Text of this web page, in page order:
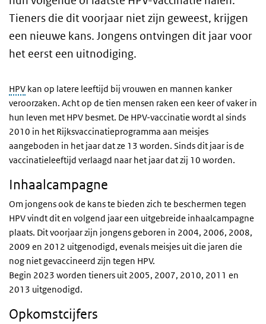
Tieners die dit voorjaar niet zijn geweest, krijgen
een nieuwe kans. Jongens ontvingen dit jaar voor
het eerst een uitnodiging.
HPV kan op latere leeftijd bij vrouwen en mannen kanker
veroorzaken. Acht op de tien mensen raken een keer of vaker in
hun leven met HPV besmet. De HPV-vaccinatie wordt al sinds
2010 in het Rijksvaccinatieprogramma aan meisjes
aangeboden in het jaar dat ze 13 worden. Sinds dit jaar is de
vaccinatieleeftijd verlaagd naar het jaar dat zij 10 worden.
Inhaalcampagne
Om jongens ook de kans te bieden zich te beschermen tegen
HPV vindt dit en volgend jaar een uitgebreide inhaalcampagne
plaats. Dit voorjaar zijn jongens geboren in 2004, 2006, 2008,
2009 en 2012 uitgenodigd, evenals meisjes uit die jaren die
nog niet gevaccineerd zijn tegen HPV.
Begin 2023 worden tieners uit 2005, 2007, 2010, 2011 en
2013 uitgenodigd.
Opkomstcijfers